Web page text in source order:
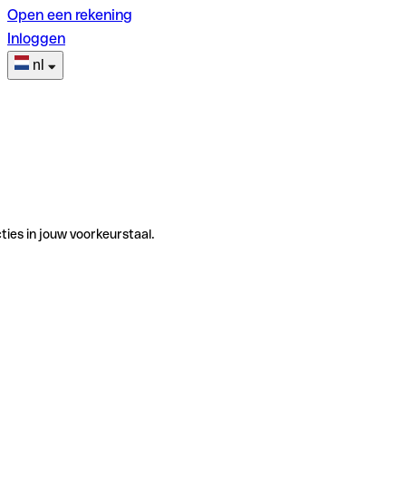
Open een rekening
Inloggen
nl
in jouw voorkeurstaal.